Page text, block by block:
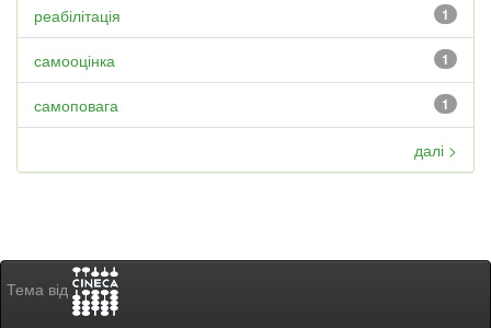
1
реабілітація
1
самооцінка
1
самоповага
далі >
Тема від